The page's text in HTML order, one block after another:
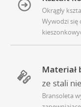
Okrągły
Wywodzi się
Materiał
ze stali
Bransoleta